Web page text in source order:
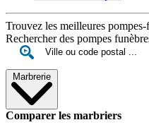
Trouvez les meilleures
Rechercher des pompes
Marbrerie
Comparer les marbriers